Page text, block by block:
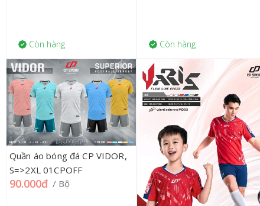
Còn hàng Còn hàng
Quần áo bóng đá CP VIDOR,
S=>2XL 01CPOFF
90.000đ / Bộ